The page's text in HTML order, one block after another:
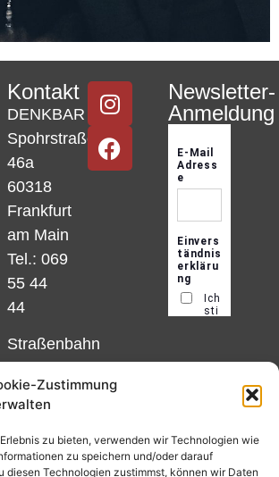
Zustimmung
zu bieten, verwenden wir Technologien wie
zu speichern und/oder darauf
diesen Technologien zustimmst, können wir Daten
Kontakt
DENKBAR
Spohrstraße
46a
60318
Frankfurt
am Main
Tel.: 069
55 44
44
Straßenbahn
und 12,
Matthias-
Beltz-
Newsletter-
Anmeldung